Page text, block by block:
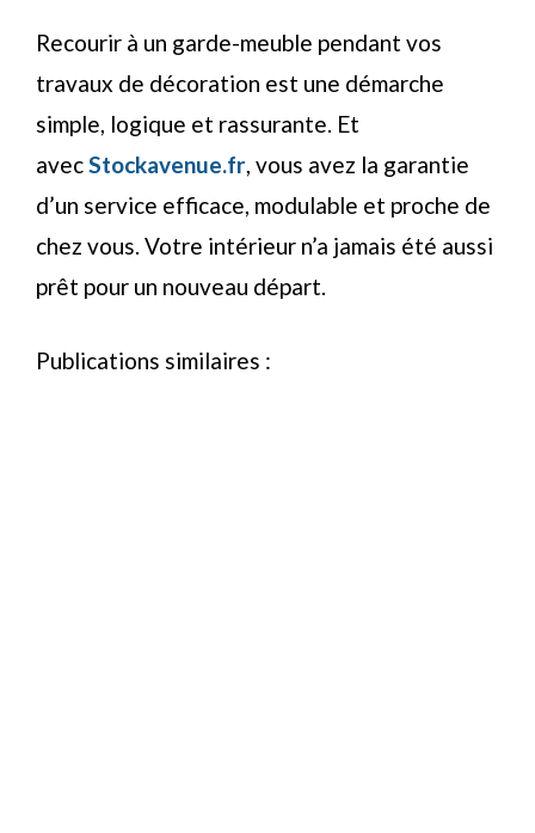
Recourir à un garde-meuble pendant vos
travaux de décoration est une démarche
simple, logique et rassurante. Et
avecStockavenue.fr, vous avez la garantie
d’un service efficace, modulable et proche de
chez vous. Votre intérieur n’a jamais été aussi
prêt pour un nouveau départ.
Publications similaires :